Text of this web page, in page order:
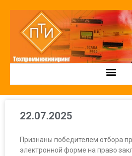
22.07.2025
Признаны победителем отбора
электронной форме на право